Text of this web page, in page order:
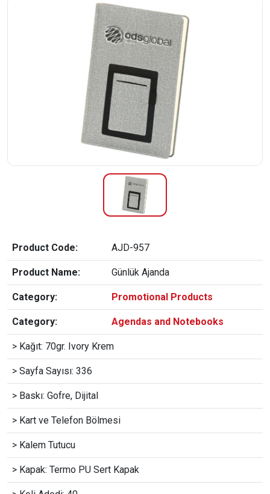
Product Code: AJD-957
Product Name: Günlük Ajanda
Category: Promotional Products
Category: Agendas and Notebooks
> Kağıt: 70gr. Ivory Krem
> Sayfa Sayısı: 336
> Baskı: Gofre, Dijital
> Kart ve Telefon Bölmesi
> Kalem Tutucu
> Kapak: Termo PU Sert Kapak